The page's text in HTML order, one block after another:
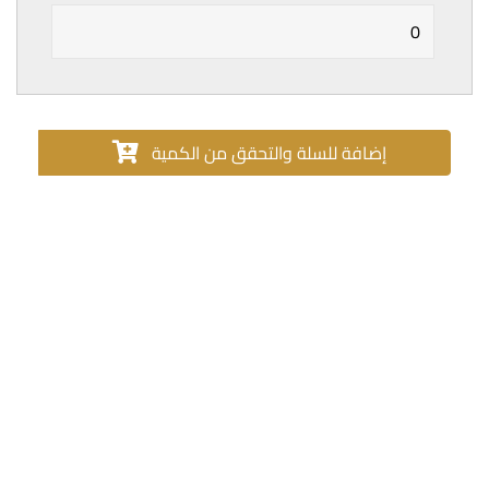
إضافة للسلة والتحقق من الكمية